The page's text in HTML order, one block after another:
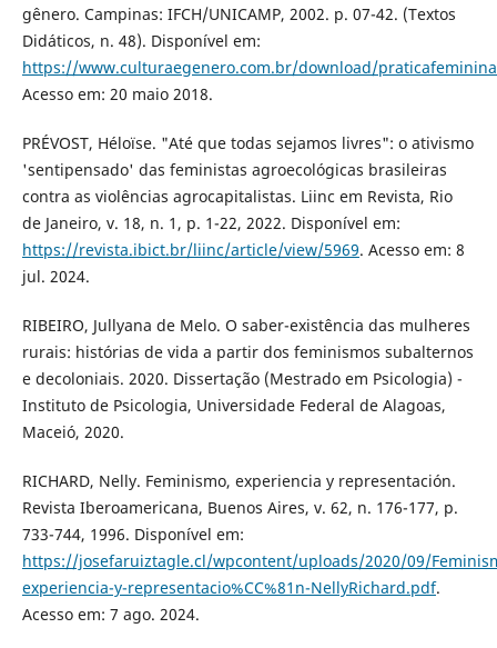
gênero. Campinas: IFCH/UNICAMP, 2002. p. 07-42. (Textos
Didáticos, n. 48). Disponível em:
https://www.culturaegenero.com.br/download/
Acesso em: 20 maio 2018.
PRÉVOST, Héloïse. "Até que todas sejamos livres": o ativismo
'sentipensado' das feministas agroecológicas brasileiras
contra as violências agrocapitalistas. Liinc em Revista, Rio
de Janeiro, v. 18, n. 1, p. 1-22, 2022. Disponível em:
https://revista.ibict.br/liinc/article/view/5969. Acesso em: 8
jul. 2024.
RIBEIRO, Jullyana de Melo. O saber-existência das mulheres
rurais: histórias de vida a partir dos feminismos subalternos
e decoloniais. 2020. Dissertação (Mestrado em Psicologia) -
Instituto de Psicologia, Universidade Federal de Alagoas,
Maceió, 2020.
RICHARD, Nelly. Feminismo, experiencia y representación.
Revista Iberoamericana, Buenos Aires, v. 62, n. 176-177, p.
733-744, 1996. Disponível em:
https://josefaruiztagle.cl/wpcontent/uploads/2020/09/
experiencia-y-representacio%CC%81n-NellyRichard.pdf.
Acesso em: 7 ago. 2024.